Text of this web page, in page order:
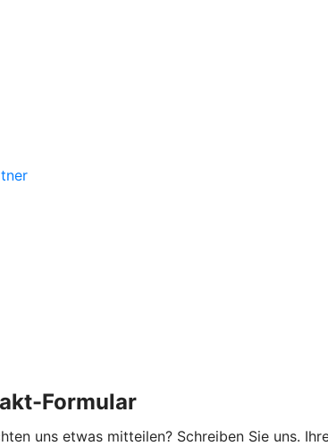
Formular
uns etwas mitteilen? Schreiben Sie uns.